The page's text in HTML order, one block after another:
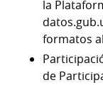
la
formatos
de